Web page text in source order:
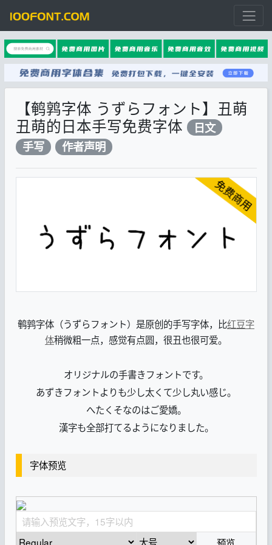
【鹌鹑字体 うずらフォント】丑萌
丑萌的日本手写免费字体
日文
手写
作者声明
鹌鹑字体（うずらフォント）是原创的手写字体，比红豆字
体稍微粗一点，感觉有点圆，很丑也很可爱。
オリジナルの手書きフォントです。
あずきフォントよりも少し太くて少し丸い感じ。
へたくそなのはご愛嬌。
漢字も全部打てるようになりました。
字体预览